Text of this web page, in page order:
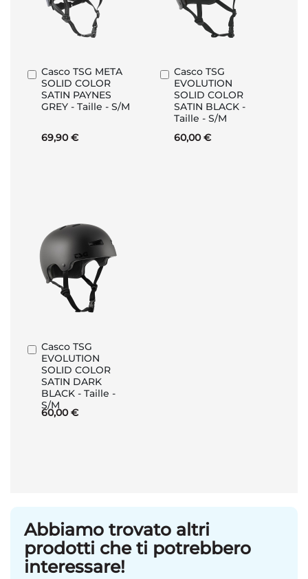
Casco TSG META
SOLID COLOR
SATIN PAYNES
GREY - Taille - S/M
69,90 €
Aggiungi
al
Carrello
Casco TSG
EVOLUTION
SOLID COLOR
SATIN BLACK -
Taille - S/M
60,00 €
Aggiungi
al
Carrello
Casco TSG
EVOLUTION
SOLID COLOR
SATIN DARK
BLACK - Taille -
S/M
60,00 €
Aggiungi
al
Carrello
Abbiamo trovato altri
prodotti che ti potrebbero
interessare!